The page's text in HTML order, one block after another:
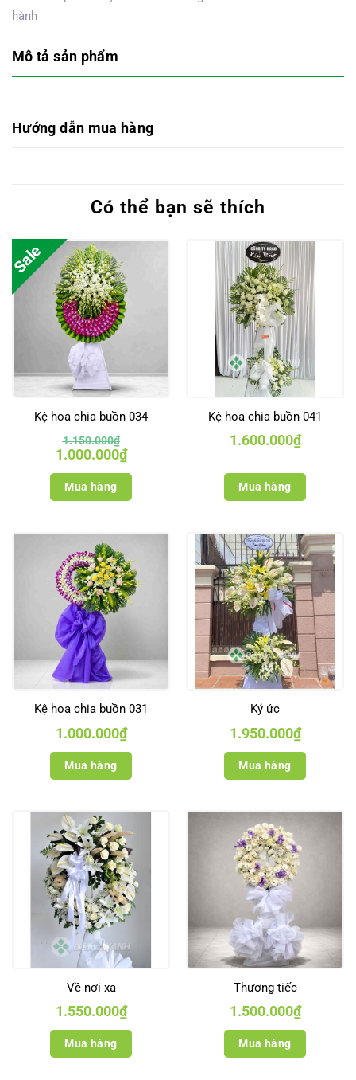
hành
Mô tả sản phẩm
Hướng dẫn mua hàng
Có thể bạn sẽ thích
Sale
Kệ hoa chia buồn 034
1.150.000₫
Giá
gốc
là:
1.150.000₫.
1.000.000₫Giá
hiện
tại
Mua hàng
Kệ hoa chia buồn 041
1.600.000₫
Mua hàng
Kệ hoa chia buồn 031
1.000.000₫
Mua hàng
Ký ức
1.950.000₫
Mua hàng
Về nơi xa
1.550.000₫
Mua hàng
Thương tiếc
1.500.000₫
Mua hàng